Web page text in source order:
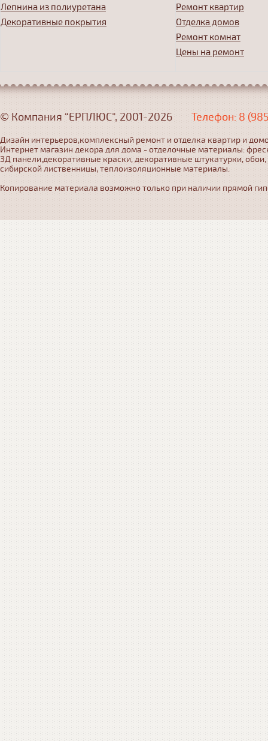
Лепнина из полиуретана
Декоративные покрытия
Ремонт квартир
Отделка домов
Ремонт комнат
Цены на ремонт
© Компания “ЕРПЛЮС”, 2001-2026 Телефон: 8
Дизайн интерьеров,комплексный ремонт и отделка квартир и
Интернет магазин декора для дома - отделочные материалы:
3Д панели,декоративные краски, декоративные штукатурки,
сибирской лиственницы, теплоизоляционные материалы.
Копирование материала возможно только при наличии прямой